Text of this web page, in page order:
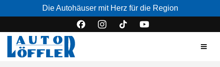
Die Autohäuser mit Herz für die Region